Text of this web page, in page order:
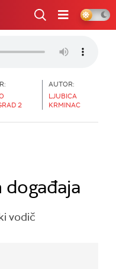
2
AUTOR:
LJUBICA
KRMINAC
vodič